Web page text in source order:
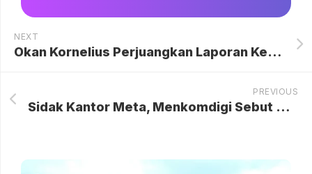
NEXT
Okan Kornelius Perjuangkan Laporan Keluarga Terkait Dugaan Mafia Tanah
PREVIOUS
Sidak Kantor Meta, Menkomdigi Sebut Tingkat Kepatuhan di Bawah 30%.